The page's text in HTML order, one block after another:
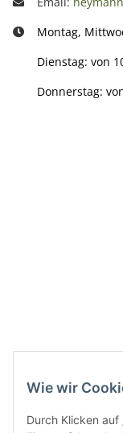
Wie wir
Durch Klicken auf
Montag,
Dienstag: von
Donnerstag: